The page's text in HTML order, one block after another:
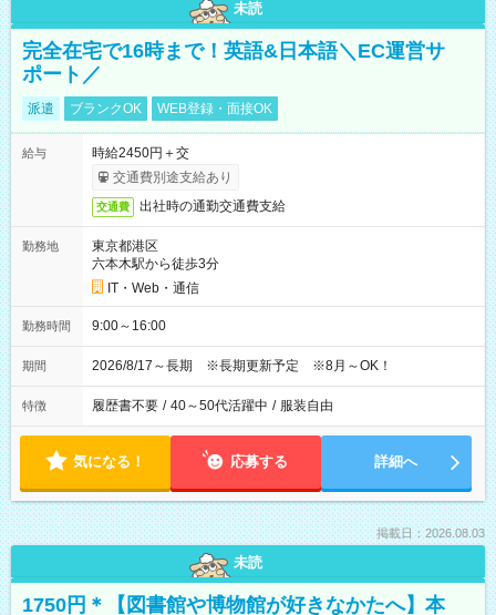
未読
完全在宅で16時まで！英語&日本語＼EC運営サ
ポート／
派遣 ブランクOK WEB登録・面接OK
給与
時給2450円＋交
交通費別途支給あり
交通費 出社時の通勤交通費支給
勤務地
東京都港区
六本木駅から徒歩3分
IT・Web・通信
勤務時間 9:00～16:00
期間 2026/8/17～長期 ※長期更新予定 ※8月～OK！
特徴 履歴書不要 / 40～50代活躍中 / 服装自由
気になる！ 応募する 詳細へ
掲載日：2026.08.03
未読
1750円＊【図書館や博物館が好きなかたへ】本